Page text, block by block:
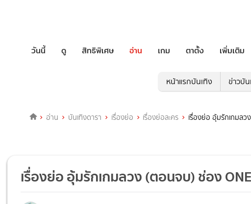
วันนี้ ดู สิทธิพิเศษ อ่าน เกม ตาตั้ง เพิ่มเติม
หน้าแรกบันเทิง ข่าวบัน
อ่าน บันเทิงดารา เรื่องย่อ เรื่องย่อละคร เรื่องย่อ อุ้มรักเกมล
เรื่องย่อ อุ้มรักเกมลวง (ตอนจบ) ช่อง